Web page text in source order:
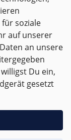
Versandkosten
anders
50,- EUR
soziale
auf unserer
an unsere
Du ein,
gesetzt